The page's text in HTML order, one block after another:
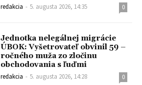
redakcia - 5. augusta 2026, 14:35 0
Jednotka nelegálnej migrácie
ÚBOK: Vyšetrovateľ obvinil 59 –
ročného muža zo zločinu
obchodovania s ľuďmi
redakcia - 5. augusta 2026, 14:28 0